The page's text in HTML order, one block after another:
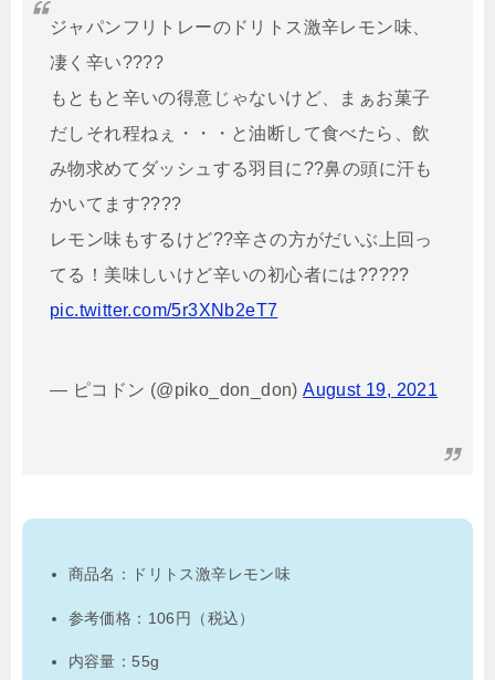
ジャパンフリトレーのドリトス激辛レモン味、
凄く辛い????
もともと辛いの得意じゃないけど、まぁお菓子
だしそれ程ねぇ・・・と油断して食べたら、飲
み物求めてダッシュする羽目に??鼻の頭に汗も
かいてます????
レモン味もするけど??辛さの方がだいぶ上回っ
てる！美味しいけど辛いの初心者には?????
pic.twitter.com/5r3XNb2eT7
— ピコドン (@piko_don_don)August 19, 2021
商品名：ドリトス激辛レモン味
参考価格：106円（税込）
内容量：55g